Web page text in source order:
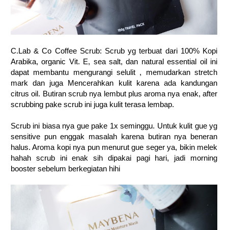
C.Lab & Co Coffee Scrub: Scrub yg terbuat dari 100% Kopi
Arabika, organic Vit. E, sea salt, dan natural essential oil ini
dapat membantu mengurangi selulit , memudarkan stretch
mark dan juga Mencerahkan kulit karena ada kandungan
citrus oil. Butiran scrub nya lembut plus aroma nya enak, after
scrubbing pake scrub ini juga kulit terasa lembap.
Scrub ini biasa nya gue pake 1x seminggu. Untuk kulit gue yg
sensitive pun enggak masalah karena butiran nya beneran
halus. Aroma kopi nya pun menurut gue seger ya, bikin melek
hahah scrub ini enak sih dipakai pagi hari, jadi morning
booster sebelum berkegiatan hihi